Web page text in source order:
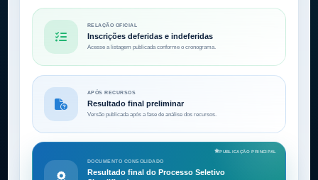
RELAÇÃO OFICIAL
Inscrições deferidas e indeferidas
Acesse a listagem publicada conforme o cronograma.
APÓS RECURSOS
Resultado final preliminar
Versão publicada após a fase de análise dos recursos.
PUBLICAÇÃO PRINCIPAL
DOCUMENTO CONSOLIDADO
Resultado final do Processo Seletivo